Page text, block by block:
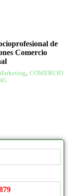
de
Comercio
, COMERCIO